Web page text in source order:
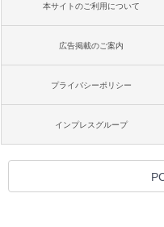
本サイトのご利用について
広告掲載のご案内
プライバシーポリシー
インプレスグループ